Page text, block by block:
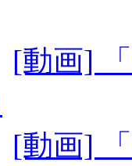
[動画]
[動画]